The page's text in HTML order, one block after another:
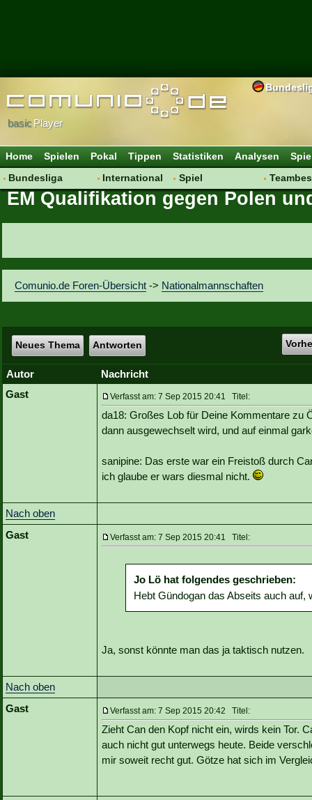
basicPlayer
Home Spielen Pokal Tippen Statistiken Analysen
Bundesliga
Hot News
Vereinsfragen
International
Vereine
Spiel
Regeln & Tipps
EM Qualifikation gegen Polen
Comunio.de Foren-Übersicht -> Nationalmannschaften
Neues Thema Antworten
Autor
Nachricht
Gast
Verfasst am: 7 Sep 2015 20:41 Titel:
da18: Großes Lob für Deine Kommentare zu
dann ausgewechselt wird, und auf einmal
sanipine: Das erste war ein Freistoß durch
ich glaube er wars diesmal nicht.
Nach oben
Gast
Verfasst am: 7 Sep 2015 20:41 Titel:
Jo Lö hat folgendes geschrieben:
Hebt Gündogan das Abseits auch auf,
Ja, sonst könnte man das ja taktisch nutzen.
Nach oben
Gast
Verfasst am: 7 Sep 2015 20:42 Titel:
Zieht Can den Kopf nicht ein, wirds kein Tor.
auch nicht gut unterwegs heute. Beide
mir soweit recht gut. Götze hat sich im